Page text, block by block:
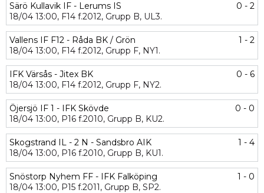
Särö Kullavik IF - Lerums IS
0 - 2
18/04 13:00, F14 f.2012, Grupp B, UL3.
Vallens IF F12 - Råda BK / Grön
1 - 2
18/04 13:00, F14 f.2012, Grupp F, NY1.
IFK Värsås - Jitex BK
0 - 6
18/04 13:00, F14 f.2012, Grupp F, NY2.
Öjersjö IF 1 - IFK Skövde
0 - 0
18/04 13:00, P16 f.2010, Grupp B, KU2.
Skogstrand IL - 2 N - Sandsbro AIK
1 - 4
18/04 13:00, P16 f.2010, Grupp B, KU1.
Snöstorp Nyhem FF - IFK Falköping
1 - 0
18/04 13:00, P15 f.2011, Grupp B, SP2.